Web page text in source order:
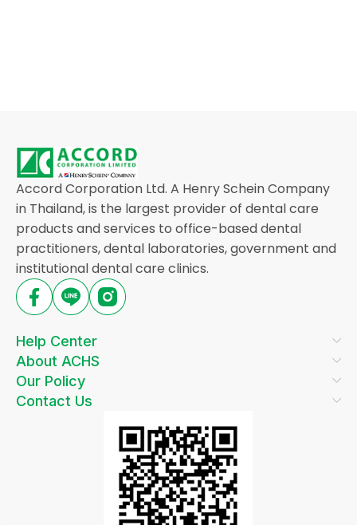
Accord Corporation Ltd. A Henry Schein Company
in Thailand, is the largest provider of dental care
products and services to office-based dental
practitioners, dental laboratories, government and
institutional dental care clinics.
Help Center
About ACHS
Our Policy
Contact Us